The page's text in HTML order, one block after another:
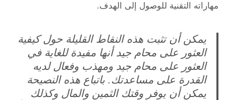
مهاراته التقنية للوصول إلى الهدف.
يمكن أن تثبت هذه النقاط القليلة حول كيفية
العثور على محام جيد أنها مفيدة للغاية في
العثور على محام جيد ومهذب وفعال لديه
القدرة على مساعدتك. باتباع هذه النصيحة
يمكن أن يوفر وقتك الثمين والمال وكذلك